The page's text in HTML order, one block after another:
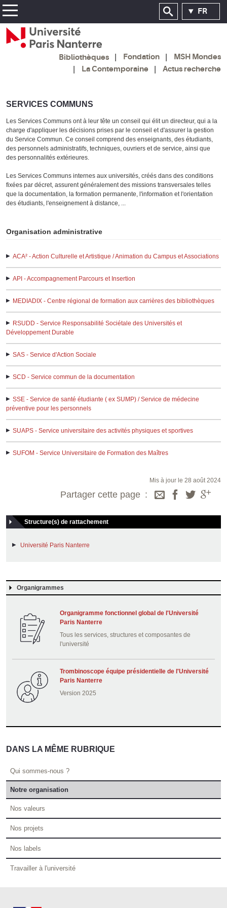
FR
Bibliothèques Fondation
MSH Mondes
La Contemporaine
Actus recherche
SERVICES COMMUNS
Les Services Communs ont à leur tête un conseil qui élit un directeur, qui a la
charge d'appliquer les décisions prises par le conseil et d'assurer la gestion
du Service Commun. Ce conseil comprend des enseignants, des étudiants,
des personnels administratifs, techniques, ouvriers et de service, ainsi que
des personnalités extérieures.
Les Services Communs internes aux universités, créés dans des conditions
fixées par décret, assurent généralement des missions transversales telles
que la documentation, la formation permanente, l'information et l'orientation
des étudiants, l'enseignement à distance, ...
Organisation administrative
ACA² - Action Culturelle et Artistique / Animation du Campus et Associations
API - Accompagnement Parcours et Insertion
MEDIADIX - Centre régional de formation aux carrières des bibliothèques
RSUDD - Service Responsabilité Sociétale des Universités et
Développement Durable
SAS - Service d'Action Sociale
SCD - Service commun de la documentation
SSE - Service de santé étudiante ( ex SUMP) / Service de médecine
préventive pour les personnels
SUAPS - Service universitaire des activités physiques et sportives
SUFOM - Service Universitaire de Formation des Maîtres
Mis à jour le 28 août 2024
Partager cette page
Structure(s) de rattachement
Université Paris Nanterre
Organigrammes
Organigramme fonctionnel global de l'Université
Paris Nanterre
Tous les services, structures et composantes de
l'université
Trombinoscope équipe présidentielle de l'Université
Paris Nanterre
Version 2025
DANS LA MÊME RUBRIQUE
Qui sommes-nous ?
Notre organisation
Nos valeurs
Nos projets
Nos labels
Travailler à l'université